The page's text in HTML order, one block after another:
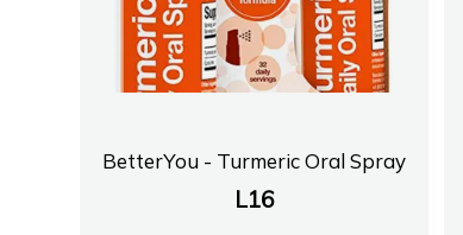
BetterYou - Turmeric Oral Spray
L16